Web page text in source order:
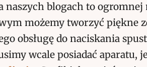
naszych blogach to
możemy tworzyć piękne
obsługę do naciskania
wcale posiadać aparatu,